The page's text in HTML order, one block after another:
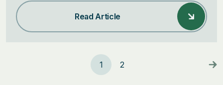
Read Article
1 2